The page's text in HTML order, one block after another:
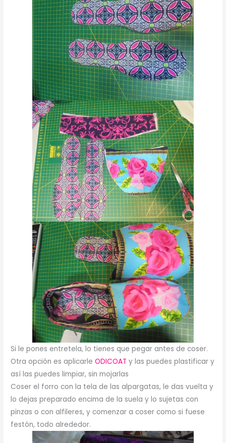
Si le pones entretela, lo tienes que pegar antes de coser.
Otra opción es aplicarleODICOAT y las puedes plastificar y
así las puedes limpiar, sin mojarlas
Coser el forro con la tela de las alpargatas, le das vuelta y
lo dejas preparado encima de la suela y lo sujetas con
pinzas o con alfileres, y comenzar a coser como si fuese
festón, todo alrededor.